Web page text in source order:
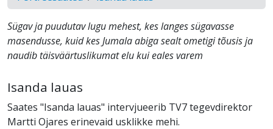
Sügav ja puudutav lugu mehest, kes langes sügavasse
masendusse, kuid kes Jumala abiga sealt ometigi tõusis ja
naudib täisväärtuslikumat elu kui eales varem
Isanda lauas
Saates "Isanda lauas" intervjueerib TV7 tegevdirektor
Martti Ojares erinevaid usklikke mehi.